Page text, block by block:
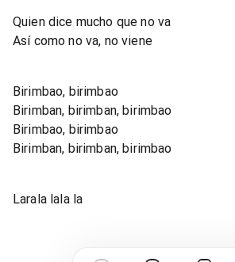
Quien dice mucho que no va
Así como no va, no viene
Birimbao, birimbao
Birimban, birimban, birimbao
Birimbao, birimbao
Birimban, birimban, birimbao
Larala lala la